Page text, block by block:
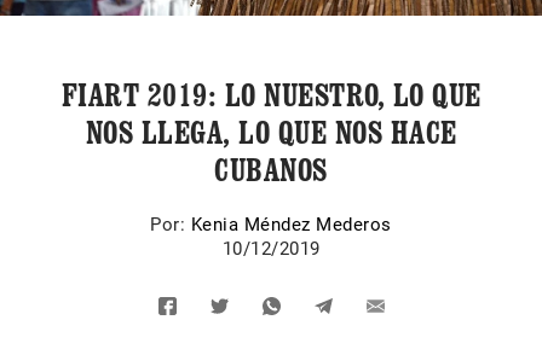
FIART 2019: LO NUESTRO, LO QUE
NOS LLEGA, LO QUE NOS HACE
CUBANOS
Por: Kenia Méndez Mederos
10/12/2019